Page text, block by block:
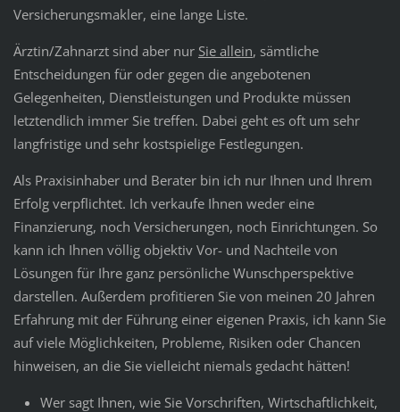
Versicherungsmakler, eine lange Liste.
Ärztin/Zahnarzt sind aber nur Sie allein, sämtliche
Entscheidungen für oder gegen die angebotenen
Gelegenheiten, Dienstleistungen und Produkte müssen
letztendlich immer Sie treffen. Dabei geht es oft um sehr
langfristige und sehr kostspielige Festlegungen.
Als Praxisinhaber und Berater bin ich nur Ihnen und Ihrem
Erfolg verpflichtet. Ich verkaufe Ihnen weder eine
Finanzierung, noch Versicherungen, noch Einrichtungen. So
kann ich Ihnen völlig objektiv Vor- und Nachteile von
Lösungen für Ihre ganz persönliche Wunschperspektive
darstellen. Außerdem profitieren Sie von meinen 20 Jahren
Erfahrung mit der Führung einer eigenen Praxis, ich kann Sie
auf viele Möglichkeiten, Probleme, Risiken oder Chancen
hinweisen, an die Sie vielleicht niemals gedacht hätten!
Wer sagt Ihnen, wie Sie Vorschriften, Wirtschaftlichkeit,